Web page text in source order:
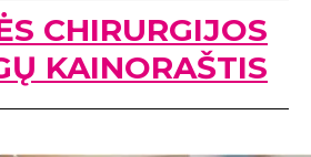
CHIRURGIJOS
KAINORAŠTIS